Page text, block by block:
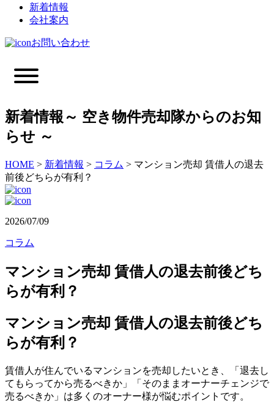
新着情報
会社案内
お問い合わせ
新着情報 ～ 空き物件売却隊からのお知
らせ ～
HOME > 新着情報 > コラム > マンション売却 賃借人の退去
前後どちらが有利？
2026/07/09
コラム
マンション売却 賃借人の退去前後どち
らが有利？
マンション売却 賃借人の退去前後どち
らが有利？
賃借人が住んでいるマンションを売却したいとき、「退去し
てもらってから売るべきか」「そのままオーナーチェンジで
売るべきか」は多くのオーナー様が悩むポイントです。